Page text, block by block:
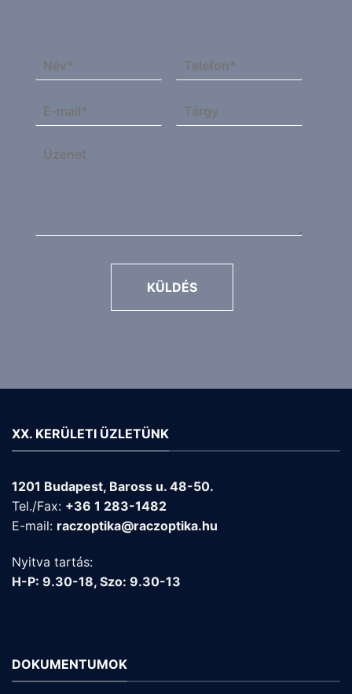
KÜLDÉS
XX. KERÜLETI ÜZLETÜNK
1201 Budapest, Baross u. 48-50.
Tel./Fax: +36 1 283-1482
E-mail: raczoptika@raczoptika.hu
Nyitva tartás:
H-P: 9.30-18, Szo: 9.30-13
DOKUMENTUMOK